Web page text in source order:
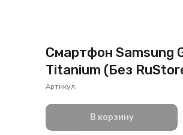
Смартфон Samsung
Titanium (Без
Артикул:
В корзину